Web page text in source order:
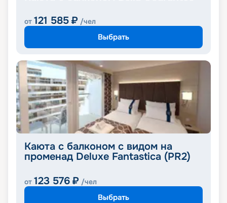
от 121 585 ₽ /чел
Выбрать
Каюта с балконом с видом на
променад Deluxe Fantastica (PR2)
от 123 576 ₽ /чел
Выбрать